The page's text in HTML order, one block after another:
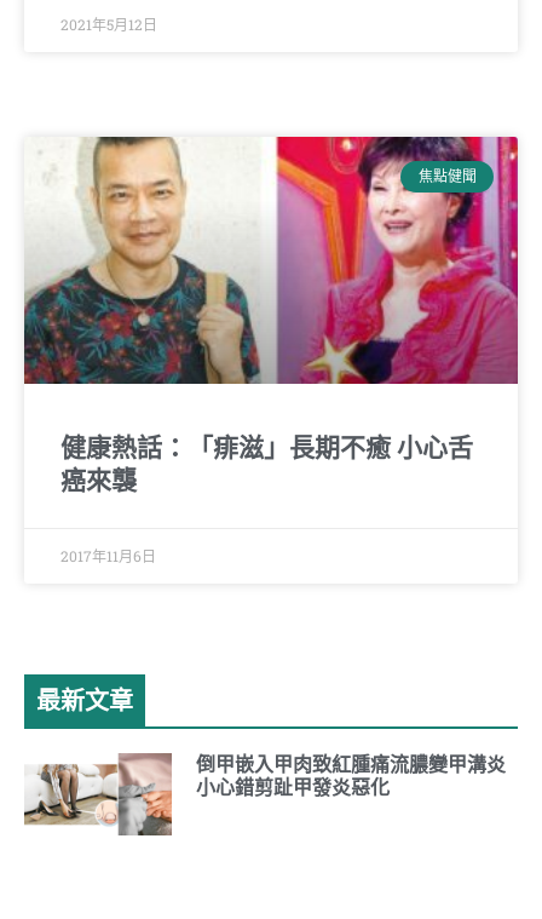
2021年5月12日
焦點健聞
健康熱話：「痱滋」長期不癒 小心舌
癌來襲
2017年11月6日
最新文章
倒甲嵌入甲肉致紅腫痛流膿變甲溝炎
小心錯剪趾甲發炎惡化